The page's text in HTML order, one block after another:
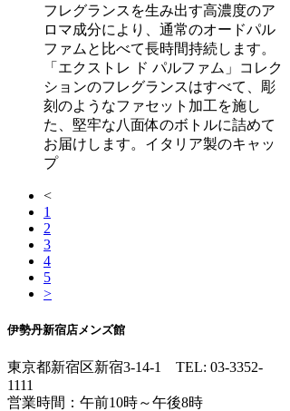
フレグランスを生み出す高濃度のア
ロマ成分により、通常のオードパル
ファムと比べて長時間持続します。
「エクストレ ド パルファム」コレク
ションのフレグランスはすべて、彫
刻のようなファセット加工を施し
た、堅牢な八面体のボトルに詰めて
お届けします。イタリア製のキャッ
プ
<
1
2
3
4
5
>
伊勢丹新宿店メンズ館
東京都新宿区新宿3-14-1 TEL: 03-3352-
1111
営業時間：午前10時～午後8時